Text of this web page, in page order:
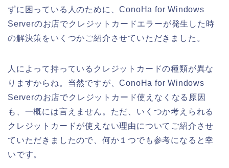
ずに困っている人のために、ConoHa for Windows
Serverのお店でクレジットカードエラーが発生した時
の解決策をいくつかご紹介させていただきました。
人によって持っているクレジットカードの種類が異な
りますからね。当然ですが、ConoHa for Windows
Serverのお店でクレジットカード使えなくなる原因
も、一概には言えません。ただ、いくつか考えられる
クレジットカードが使えない理由についてご紹介させ
ていただきましたので、何か１つでも参考になると幸
いです。